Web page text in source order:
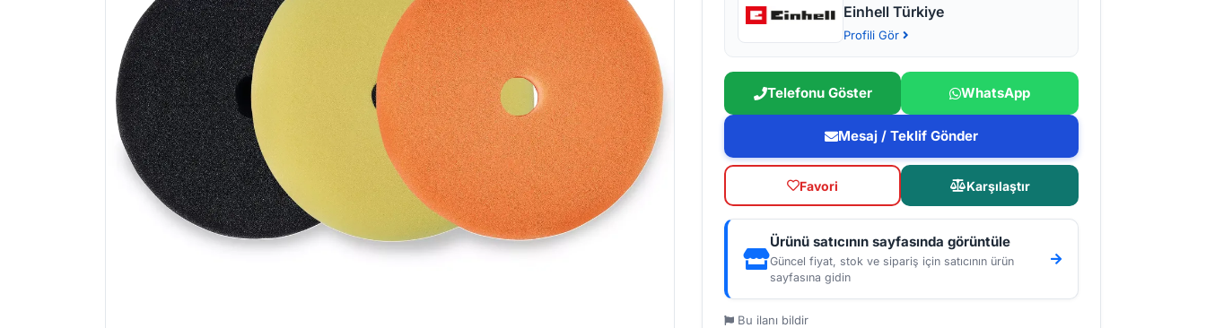
Einhell Türkiye
Profili Gör
Telefonu Göster WhatsApp
Mesaj / Teklif Gönder
Favori Karşılaştır
Ürünü satıcının sayfasında görüntüle
Güncel fiyat, stok ve sipariş için satıcının ürün
sayfasına gidin
Bu ilanı bildir